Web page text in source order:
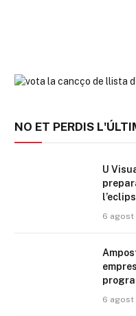
NO ET PERDIS
U
6 agost
6 agost